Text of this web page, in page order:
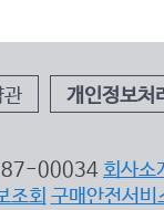
관 개인정보처
87-00034회사소
조회 구매안전서비